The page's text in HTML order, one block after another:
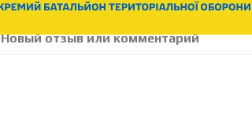
Новый отзыв или комментарий